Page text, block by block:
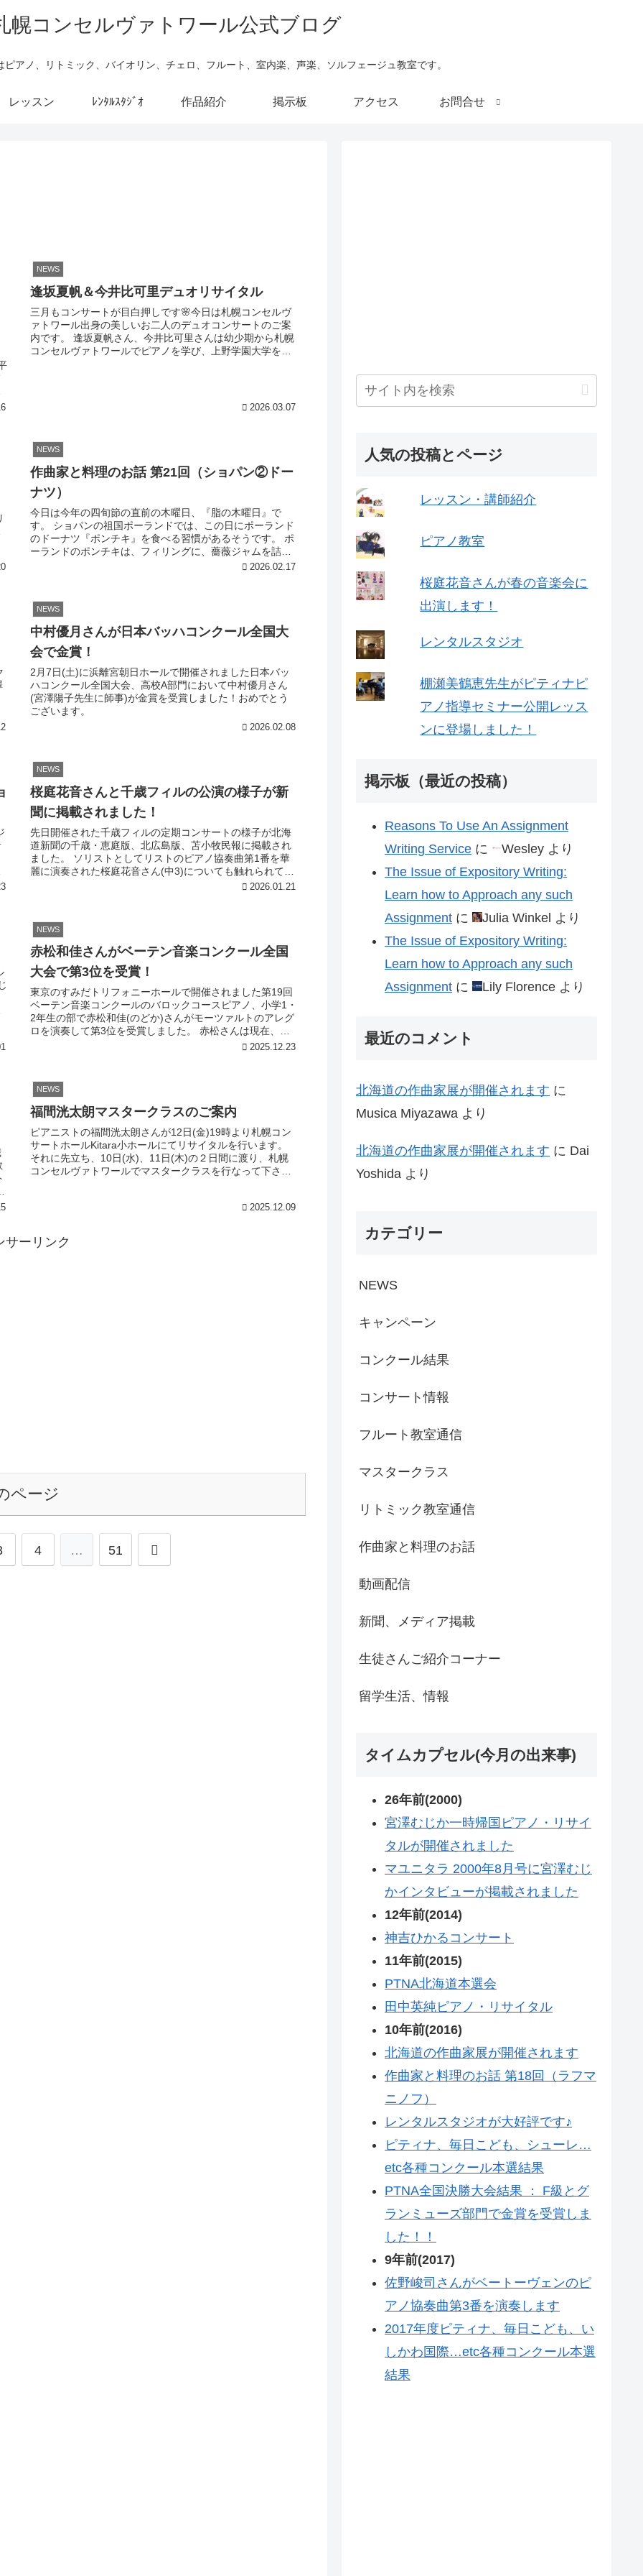
アノ、リトミック、バイオリン、チェロ、フルート、室内楽、声楽、ソルフェージュ教室です。
レッスン ﾚﾝﾀﾙｽﾀｼﾞｵ 作品紹介 掲示板 アクセス お問合せ
NEWS
逢坂夏帆＆今井比可里デュオリサイタル
三月もコンサートが目白押しです🌸今日は札幌コンセルヴ
ァトワール出身の美しいお二人のデュオコンサートのご案
内です。 逢坂夏帆さん、今井比可里さんは幼少期から札幌
コンセルヴァトワールでピアノを学び、上野学園大学を卒
2026.03.07
NEWS
作曲家と料理のお話 第21回（ショパン②ドー
ナツ）
今日は今年の四旬節の直前の木曜日、『脂の木曜日』で
す。 ショパンの祖国ポーランドでは、この日にポーランド
のドーナツ『ポンチキ』を食べる習慣があるそうです。 ポ
ーランドのポンチキは、フィリングに、薔薇ジャムを詰
め、表面をアイシングしたものが一般的だそうです。 ポン
の生きていた時代には、既に脂の木曜日にポンチキを食べ
る習慣は根付いていたように想像されます。 脂の木曜日
は、カーニバルのクライマックスの木曜日でもあります。
カーニバルの期間中、人々は食事や舞踏会を楽しんで、華
やかに過ごしますが、四旬節の初日、灰の水曜日に街は静
寂が訪れるようです。 パリからショパンが1847年2月17日
付け、友人のグジマウァに宛てた手紙には、「今日は聖灰
水曜日だ。おいでなさい。こんなさみしいカーニバルを過
ごした罰だ。」というような一文があるようです。 この年
の復活祭までショパンはジョルジュ•サンドと過ごしたよう
ですが、その後、サンド一家はノアンに引きあげてしまい
もあり、その頃、ショパンがワルシャワの家族へ宛てた近
況等を伝える手紙の中に、「サンド夫人がアレキサンドリ
ア種というぶどうからジャムを作った。」という文があ
り、ショパンの父親からショパンに宛てた手紙の中には、
「ワルシャワの両親の家の庭にはぶどうの樹が植えられて
いる」と記載があるなど、ショパンにとって葡萄は馴染み
深いものの1つだったのではないかと思われます。 今日
は、これらのショパンにまつわるエピソード等に因んだ
『脂の木曜日』のテーブルコーディネートをしてみまし
た！ 写真の手前が、ショパンもきっと食べていたと思われ
して、付け合わせには、ポーランドでも古くから保存食と
しても親しまれてきた伝統料理ザワークラウトです。 ザワ
ークラウトは、元々はキャベツの塩漬けを発酵させ、酸味
があるものだったようですが、今回は現代風にレモン汁で
酸味を加え、ハーブの宝庫、西洋を演出するディルを混ぜ
合わせることで爽やかさがグレードアップし、何故かマヨ
ルカ島の春を感じさせてくれました。 グラスに入ってるの
は、アレキサンドリア100%のジュースです。 今回の写真
のポンチキは『ポンチキヤ』というお店で購入しました。
ポンチキヤさんのポンチキは、ボリュームがあってドーナ
品な味がしました。とても美味しかったです。 ザワークラ
ウトは手作りです。 今回はディスプレイにもこだわり、背
景は、ショパンがサンド一家と共に滞在したマヨルカ等の
ヴァルデモッサのカルトゥハ修道院の石壁です。 マヨルカ
島では、自然が美しく、薔薇の花が咲き誇っていたり、オ
リーブやオレンジやシトロン（フランス語でレモン）
等々、ショパンは、常春の国だと表現しています。 ここで
ショパンは有名な『雨だれ』、『バラード2番』を完成させ
ています。 ここでクイズです!この楽譜の形、何か分かりま
たマヨルカ島を惜しくも1839年2/12に最後の日を迎えまし
た。 187年前の今日、ショパンがマヨルカ島で最後の一日
2026.02.17
NEWS
中村優月さんが日本バッハコンクール全国大
会で金賞！
2月7日(土)に浜離宮朝日ホールで開催されました日本バッ
ハコンクール全国大会、高校A部門において中村優月さん
(宮澤陽子先生に師事)が金賞を受賞しました！おめでとう
ございます。
2026.02.08
NEWS
桜庭花音さんと千歳フィルの公演の様子が新
聞に掲載されました！
先日開催された千歳フィルの定期コンサートの様子が北海
道新聞の千歳・恵庭版、北広島版、苫小牧民報に掲載され
ました。 ソリストとしてリストのピアノ協奏曲第1番を華
麗に演奏された桜庭花音さん(中3)についても触れられてい
2026.01.21
NEWS
赤松和佳さんがベーテン音楽コンクール全国
大会で第3位を受賞！
東京のすみだトリフォニーホールで開催されました第19回
ベーテン音楽コンクールのバロックコースピアノ、小学1・
2年生の部で赤松和佳(のどか)さんがモーツァルトのアレグ
ロを演奏して第3位を受賞しました。 赤松さんは現在、札
2025.12.23
NEWS
福間洸太朗マスタークラスのご案内
ピアニストの福間洸太朗さんが12日(金)19時より札幌コン
サートホールKitara小ホールにてリサイタルを行います。
それに先立ち、10日(水)、11日(木)の２日間に渡り、札幌
コンセルヴァトワールでマスタークラスを行なって下さる
2025.12.09
サーリンク
ページ
4 … 51 次
人気の投稿とページ
レッスン・講師紹介
ピアノ教室
桜庭花音さんが春の音楽会に
出演します！
レンタルスタジオ
棚瀬美鶴恵先生がピティナピ
アノ指導セミナー公開レッス
ンに登場しました！
掲示板（最近の投稿）
Reasons To Use An Assignment
Writing Service に Wesley より
The Issue of Expository Writing:
Learn how to Approach any such
Assignment に Julia Winkel より
The Issue of Expository Writing:
Learn how to Approach any such
Assignment に Lily Florence より
最近のコメント
北海道の作曲家展が開催されます に
Musica Miyazawa より
北海道の作曲家展が開催されます に Dai
Yoshida より
カテゴリー
NEWS
キャンペーン
コンクール結果
コンサート情報
フルート教室通信
マスタークラス
リトミック教室通信
作曲家と料理のお話
動画配信
新聞、メディア掲載
生徒さんご紹介コーナー
留学生活、情報
タイムカプセル(今月の出来事)
26年前(2000)
宮澤むじか一時帰国ピアノ・リサイ
タルが開催されました
マユニタラ 2000年8月号に宮澤むじ
かインタビューが掲載されました
12年前(2014)
神吉ひかるコンサート
11年前(2015)
PTNA北海道本選会
田中英純ピアノ・リサイタル
10年前(2016)
北海道の作曲家展が開催されます
作曲家と料理のお話 第18回（ラフマ
ニノフ）
レンタルスタジオが大好評です♪
ピティナ、毎日こども、シューレ…
etc各種コンクール本選結果
PTNA全国決勝大会結果 ： F級とグ
ランミューズ部門で金賞を受賞しま
した！！
9年前(2017)
佐野峻司さんがベートーヴェンのピ
アノ協奏曲第3番を演奏します
2017年度ピティナ、毎日こども、い
しかわ国際…etc各種コンクール本選
結果